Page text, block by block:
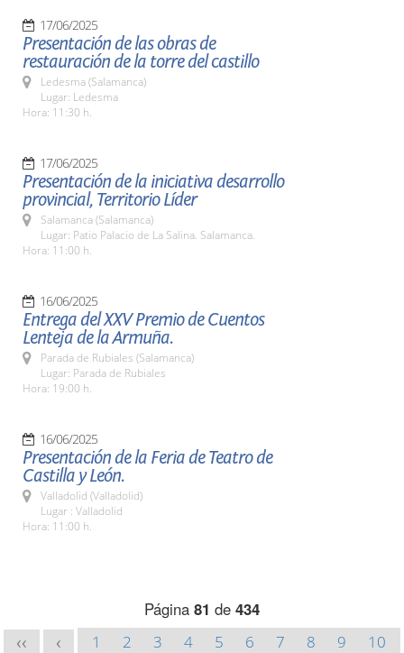
17/06/2025
Presentación de las obras de
restauración de la torre del castillo
Ledesma (Salamanca)
Lugar: Ledesma
Hora: 11:30 h.
17/06/2025
Presentación de la iniciativa desarrollo
provincial, Territorio Líder
Salamanca (Salamanca)
Lugar: Patio Palacio de La Salina. Salamanca.
Hora: 11:00 h.
16/06/2025
Entrega del XXV Premio de Cuentos
Lenteja de la Armuña.
Parada de Rubiales (Salamanca)
Lugar: Parada de Rubiales
Hora: 19:00 h.
16/06/2025
Presentación de la Feria de Teatro de
Castilla y León.
Valladolid (Valladolid)
Lugar : Valladolid
Hora: 11:00 h.
Página 81 de 434
<< < 1 2 3 4 5 6 7 8 9
10